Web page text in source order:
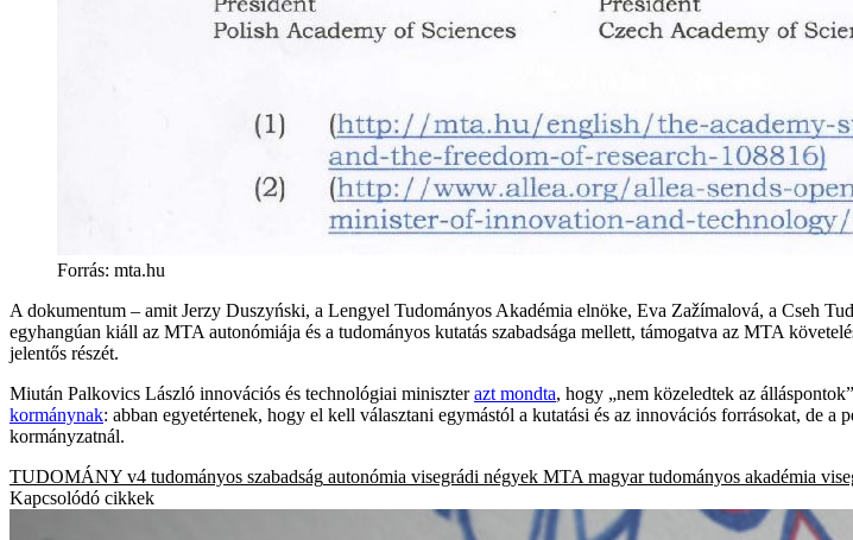
Forrás: mta.hu
A dokumentum – amit Jerzy Duszyński, a Lengyel Tudományos Akadémia elnöke, Eva Zažímalová, a Cseh
egyhangúan kiáll az MTA autonómiája és a tudományos kutatás szabadsága mellett, támogatva az MTA
jelentős részét.
Miután Palkovics László innovációs és technológiai miniszterazt mondta, hogy „nem közeledtek az
kormánynak: abban egyetértenek, hogy el kell választani egymástól a kutatási és az innovációs forrásokat, de a
kormányzatnál.
TUDOMÁNY v4 tudományos szabadság autonómia visegrádi négyek MTA magyar tudományos akadémia
Kapcsolódó cikkek